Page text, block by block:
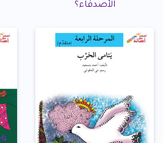
الأصدقاء؟